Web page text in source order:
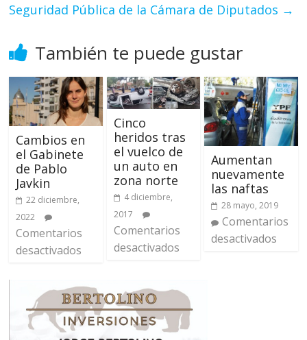
Seguridad Pública de la Cámara de Diputados →
También te puede gustar
Cambios en
el Gabinete
de Pablo
Javkin
22 diciembre,
2022
Comentarios
desactivados
Cinco
heridos tras
el vuelco de
un auto en
zona norte
4 diciembre,
2017
Comentarios
desactivados
Aumentan
nuevamente
las naftas
28 mayo, 2019
Comentarios
desactivados